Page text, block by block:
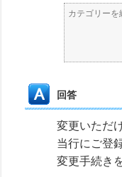
カテゴリーを
回答
変更いただ
当行にご登
変更手続き